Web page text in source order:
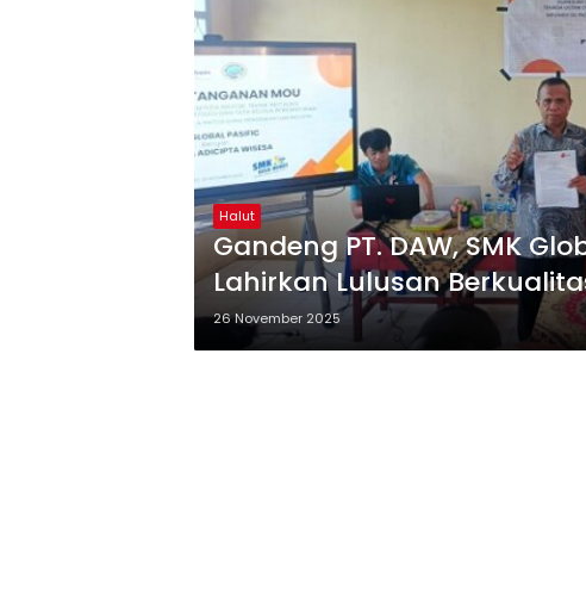
Halut
Gandeng PT. DAW, SMK
Lahirkan Lulusan
26 November 2025